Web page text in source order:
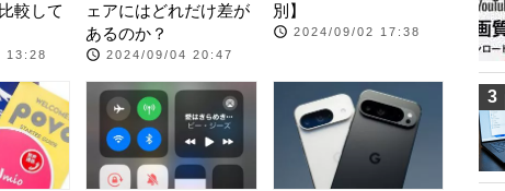
較して
13:28
ェアにはどれだけ差が
あるのか？
2024/09/04 20:47
別】
2024/09/02 17:38
3